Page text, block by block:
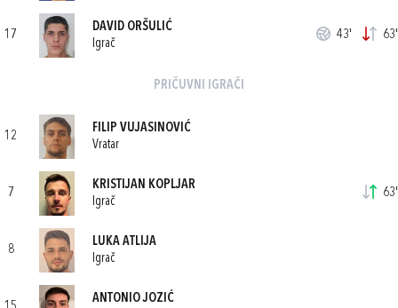
17
DAVID ORŠULIĆ
Igrač
43' 63'
PRIČUVNI IGRAČI
12
FILIP VUJASINOVIĆ
Vratar
7
KRISTIJAN KOPLJAR
Igrač
63'
8
LUKA ATLIJA
Igrač
ANTONIO JOZIĆ